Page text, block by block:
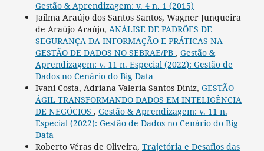
Gestão & Aprendizagem: v. 4 n. 1 (2015)
Jailma Araújo dos Santos Santos, Wagner Junqueira
de Araújo Araújo, ANÁLISE DE PADRÕES DE
SEGURANÇA DA INFORMAÇÃO E PRÁTICAS NA
GESTÃO DE DADOS NO SEBRAE/PB , Gestão &
Aprendizagem: v. 11 n. Especial (2022): Gestão de
Dados no Cenário do Big Data
Ivani Costa, Adriana Valeria Santos Diniz, GESTÃO
ÁGIL TRANSFORMANDO DADOS EM INTELIGÊNCIA
DE NEGÓCIOS , Gestão & Aprendizagem: v. 11 n.
Especial (2022): Gestão de Dados no Cenário do Big
Data
Roberto Véras de Oliveira, Trajetória e Desafios das